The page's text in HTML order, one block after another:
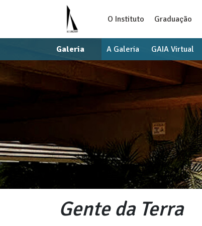
O Instituto Graduação
Galeria A Galeria GAIA Virtual
Gente da Terra